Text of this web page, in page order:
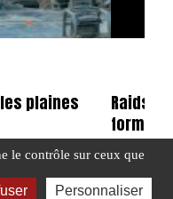
plaines
Raids
format
#E-MAG
le contrôle sur ceux que
Personnaliser